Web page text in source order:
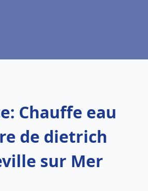
Chauffe eau
de dietrich
sur Mer